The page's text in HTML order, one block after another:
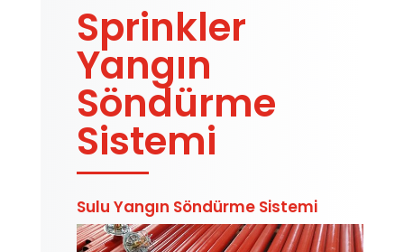
Sprinkler
Yangın
Söndürme
Sistemi
Sulu Yangın Söndürme Sistemi